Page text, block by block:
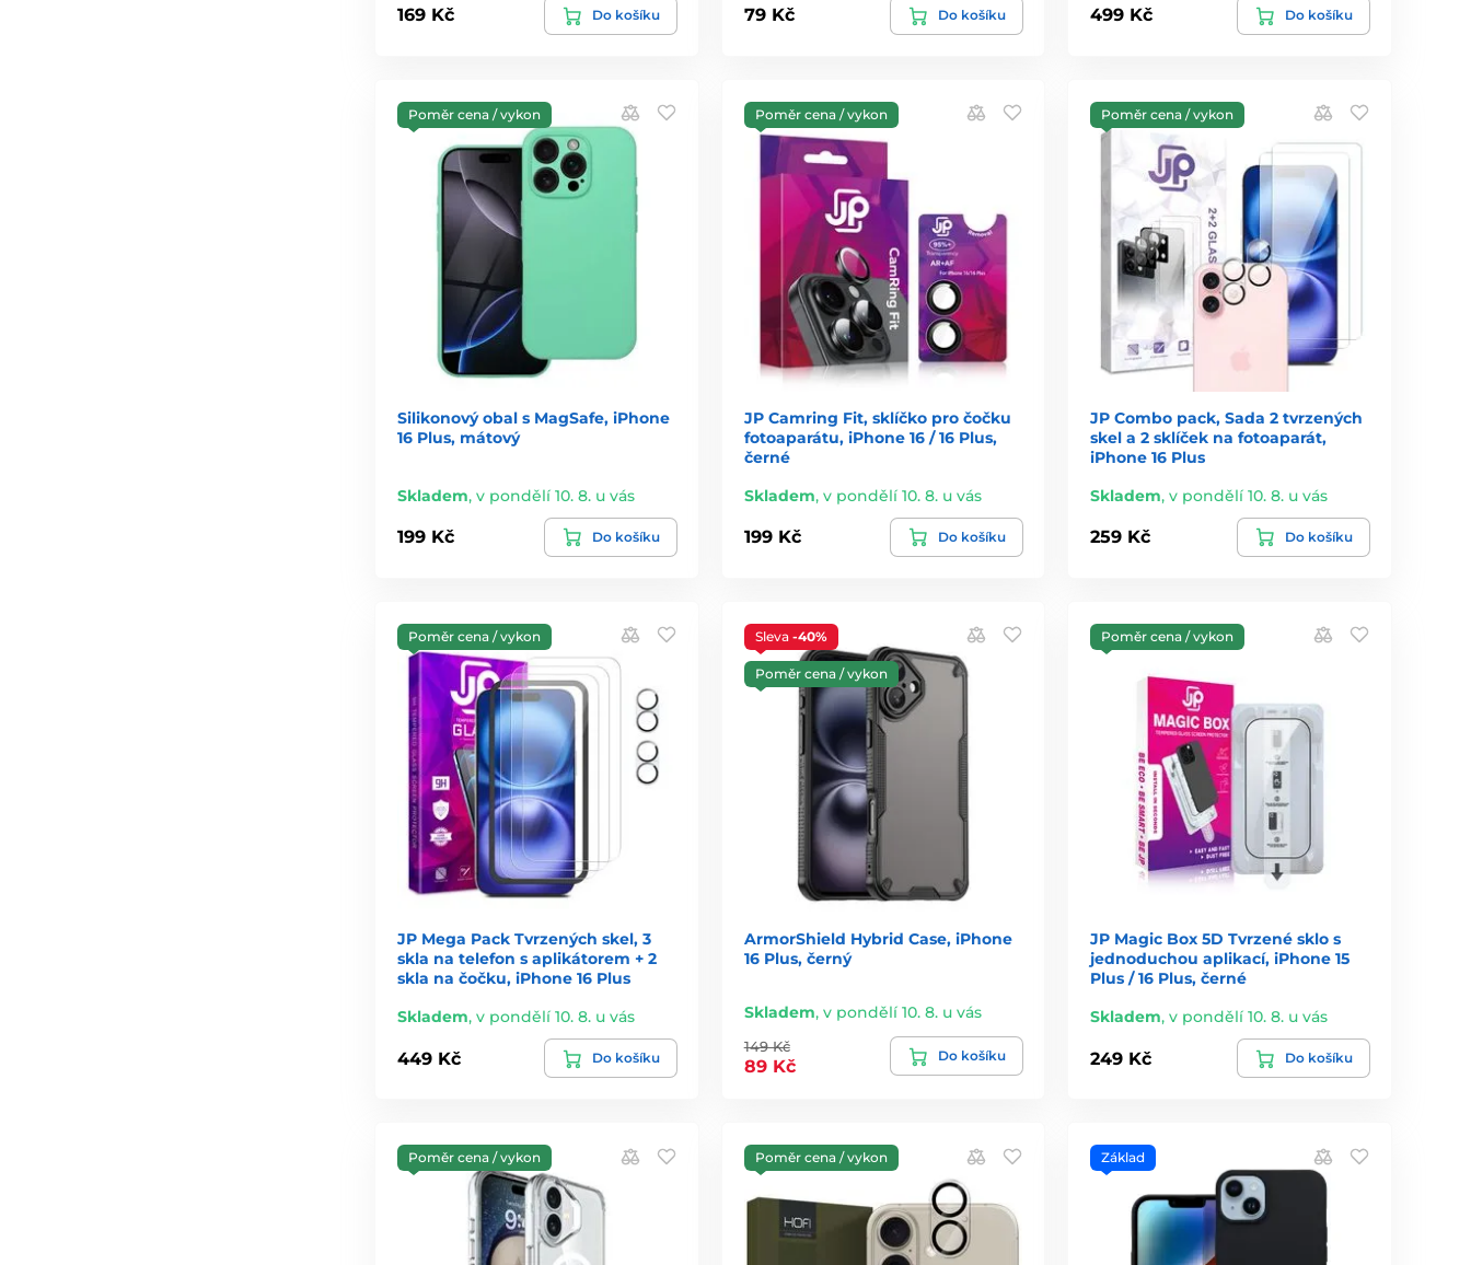
169 Kč Do košíku 79 Kč Do košíku 499 Kč Do košíku
Poměr cena / vykon
Silikonový obal s MagSafe, iPhone
16 Plus, mátový
Skladem, v pondělí 10. 8. u vás
199 Kč Do košíku
Poměr cena / vykon
JP Camring Fit, sklíčko pro čočku
fotoaparátu, iPhone 16 / 16 Plus,
černé
Skladem, v pondělí 10. 8. u vás
199 Kč Do košíku
Poměr cena / vykon
JP Combo pack, Sada 2 tvrzených
skel a 2 sklíček na fotoaparát,
iPhone 16 Plus
Skladem,v pondělí 10. 8. u vás
259 Kč Do košíku
Poměr cena / vykon
JP Mega Pack Tvrzených skel, 3
skla na telefon s aplikátorem + 2
skla na čočku, iPhone 16 Plus
Skladem, v pondělí 10. 8. u vás
449 Kč Do košíku
Sleva -40%
Poměr cena / vykon
ArmorShield Hybrid Case, iPhone
16 Plus, černý
Skladem, v pondělí 10. 8. u vás
149 Kč
89 Kč
Do košíku
Poměr cena / vykon
JP Magic Box 5D Tvrzené sklo s
jednoduchou aplikací, iPhone 15
Plus / 16 Plus, černé
Skladem,v pondělí 10. 8. u vás
249 Kč Do košíku
Poměr cena / vykon Poměr cena / vykon Základ